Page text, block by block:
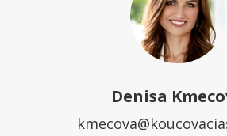
Denisa